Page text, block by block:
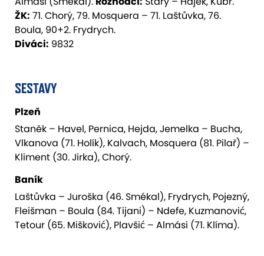
ŽK: 71. Chorý, 79. Mosquera – 71. Laštůvka, 76.
Boula, 90+2. Frydrych.
Diváci: 9832
SESTAVY
Plzeň
Staněk – Havel, Pernica, Hejda, Jemelka – Bucha,
Vlkanova (71. Holík), Kalvach, Mosquera (81. Pilař) –
Kliment (30. Jirka), Chorý.
Baník
Laštůvka – Juroška (46. Smékal), Frydrych, Pojezný,
Fleišman – Boula (84. Tijani) – Ndefe, Kuzmanović,
Tetour (65. Mišković), Plavšić – Almási (71. Klíma).